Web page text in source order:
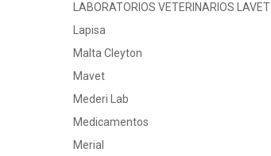
LABORATORIOS VETERINARIOS LAVET
Lapisa
Malta Cleyton
Mavet
Mederi Lab
Medicamentos
Merial